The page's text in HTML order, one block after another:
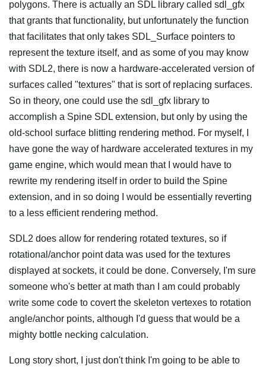
polygons. There is actually an SDL library called sdl_gfx
that grants that functionality, but unfortunately the function
that facilitates that only takes SDL_Surface pointers to
represent the texture itself, and as some of you may know
with SDL2, there is now a hardware-accelerated version of
surfaces called "textures" that is sort of replacing surfaces.
So in theory, one could use the sdl_gfx library to
accomplish a Spine SDL extension, but only by using the
old-school surface blitting rendering method. For myself, I
have gone the way of hardware accelerated textures in my
game engine, which would mean that I would have to
rewrite my rendering itself in order to build the Spine
extension, and in so doing I would be essentially reverting
to a less efficient rendering method.
SDL2 does allow for rendering rotated textures, so if
rotational/anchor point data was used for the textures
displayed at sockets, it could be done. Conversely, I'm sure
someone who's better at math than I am could probably
write some code to covert the skeleton vertexes to rotation
angle/anchor points, although I'd guess that would be a
mighty bottle necking calculation.
Long story short, I just don't think I'm going to be able to